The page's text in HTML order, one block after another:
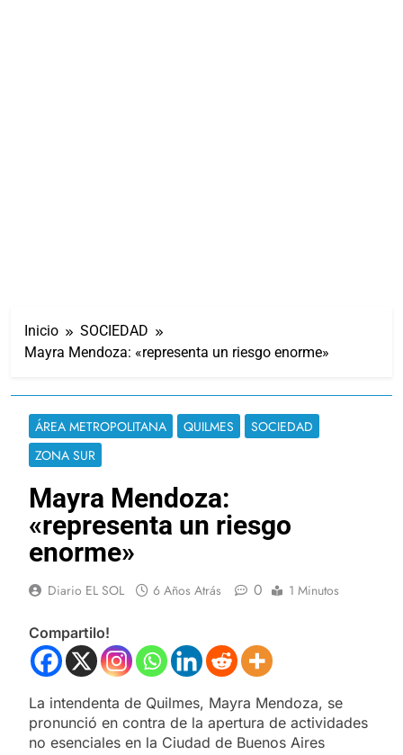
Inicio
SOCIEDAD
Mayra Mendoza: «representa un riesgo enorme»
ÁREA METROPOLITANA QUILMES
SOCIEDAD
ZONA SUR
Mayra Mendoza:
«representa un riesgo
enorme»
Diario EL SOL 6 Años Atrás 0 1 Minutos
Compartilo!
La intendenta de Quilmes, Mayra Mendoza, se
pronunció en contra de la apertura de actividades
no esenciales en la Ciudad de Buenos Aires